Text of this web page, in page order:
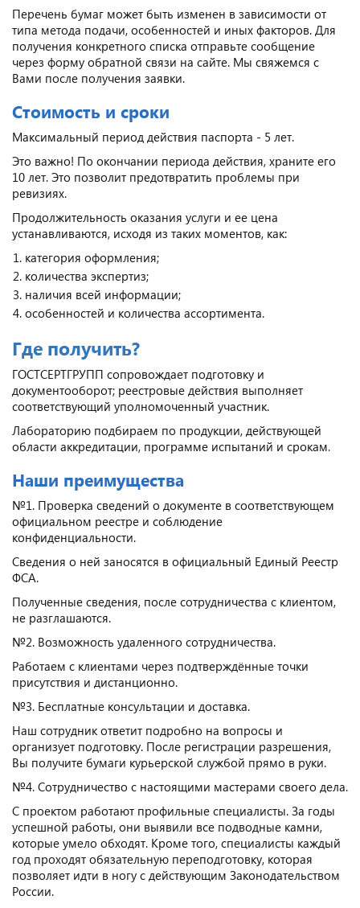
Перечень бумаг может быть изменен в зависимости от
типа метода подачи, особенностей и иных факторов. Для
получения конкретного списка отправьте сообщение
через форму обратной связи на сайте. Мы свяжемся с
Вами после получения заявки.
Стоимость и сроки
Максимальный период действия паспорта - 5 лет.
Это важно! По окончании периода действия, храните его
10 лет. Это позволит предотвратить проблемы при
ревизиях.
Продолжительность оказания услуги и ее цена
устанавливаются, исходя из таких моментов, как:
категория оформления;
количества экспертиз;
наличия всей информации;
особенностей и количества ассортимента.
Где получить?
ГОСТСЕРТГРУПП сопровождает подготовку и
документооборот; реестровые действия выполняет
соответствующий уполномоченный участник.
Лабораторию подбираем по продукции, действующей
области аккредитации, программе испытаний и срокам.
Наши преимущества
№1. Проверка сведений о документе в соответствующем
официальном реестре и соблюдение
конфиденциальности.
Сведения о ней заносятся в официальный Единый Реестр
ФСА.
Полученные сведения, после сотрудничества с клиентом,
не разглашаются.
№2. Возможность удаленного сотрудничества.
Работаем с клиентами через подтверждённые точки
присутствия и дистанционно.
№3. Бесплатные консультации и доставка.
Наш сотрудник ответит подробно на вопросы и
организует подготовку. После регистрации разрешения,
Вы получите бумаги курьерской службой прямо в руки.
№4. Сотрудничество с настоящими мастерами своего дела.
С проектом работают профильные специалисты. За годы
успешной работы, они выявили все подводные камни,
которые умело обходят. Кроме того, специалисты каждый
год проходят обязательную переподготовку, которая
позволяет идти в ногу с действующим Законодательством
России.